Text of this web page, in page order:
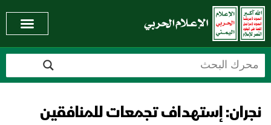
نجران: إستهداف تجمعات للمنافقين